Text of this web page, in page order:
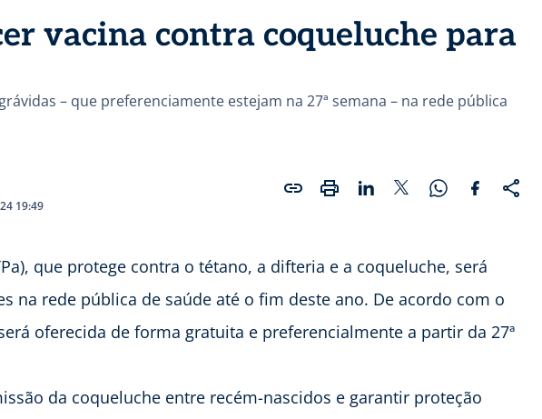
vacina contra coqueluche para
– que preferenciamente estejam na 27ª semana – na rede pública
19:49
que protege contra o tétano, a difteria e a coqueluche, será
na rede pública de saúde até o fim deste ano. De acordo com o
oferecida de forma gratuita e preferencialmente a partir da 27ª
da coqueluche entre recém-nascidos e garantir proteção